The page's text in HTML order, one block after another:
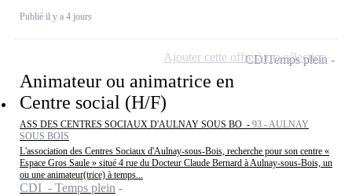
Publié il y a 4 jours
Animateur ou animatrice en
Centre social (H/F)
ASS DES CENTRES SOCIAUX D'AULNAY SOUS BO - 93 - AULNAY
SOUS BOIS
L'association des Centres Sociaux d'Aulnay-sous-Bois, recherche pour son centre «
Espace Gros Saule » situé 4 rue du Docteur Claude Bernard à Aulnay-sous-Bois, un
ou une animateur(trice) à temps...
CDI - Temps plein
CDITemps plein
Ajouter cette offre à ma sélection